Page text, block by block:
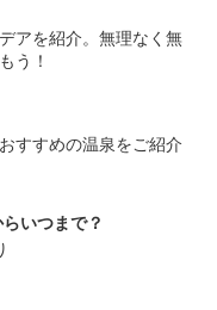
アを紹介。無理なく無
う！
すすめの温泉をご紹介
いつまで？